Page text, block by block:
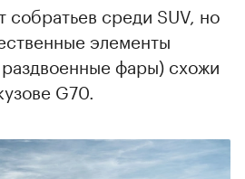
собратьев среди SUV, но
элементы
фары) схожи
G70.